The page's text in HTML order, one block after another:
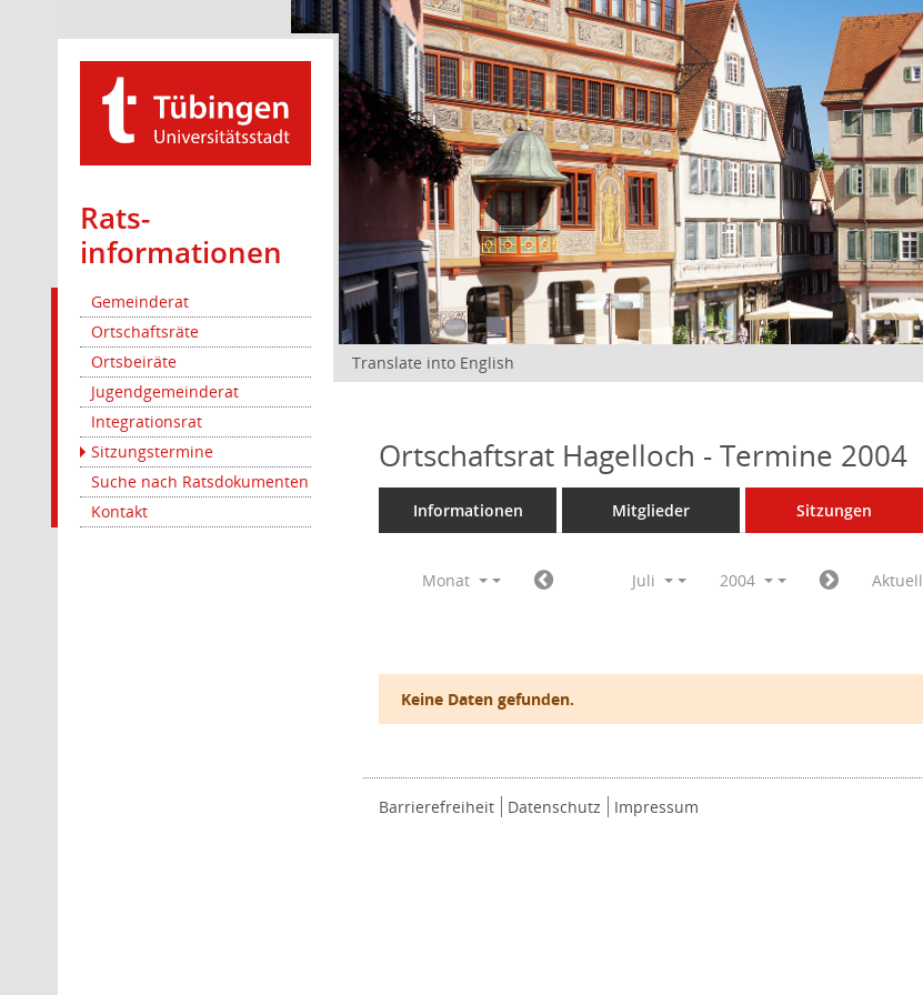
Rats­
informationen
Gemeinderat
Ortschaftsräte
Ortsbeiräte
Jugendgemeinderat
Integrationsrat
Sitzungstermine
Suche nach Ratsdokumenten
Kontakt
Translate into English
Ortschaftsrat Hagelloch - Termine 2004
Informationen Mitglieder Sitzungen
Monat Juli 2004 Aktuell
Keine Daten gefunden.
Barrierefreiheit Datenschutz Impressum